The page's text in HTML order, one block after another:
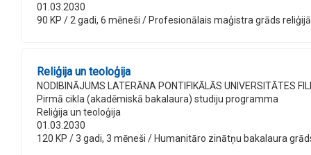
01.03.2030
90 KP / 2 gadi, 6 mēneši / Profesionālais maģistra grāds
Reliģija un teoloģija
NODIBINĀJUMS LATERĀNA PONTIFIKĀLĀS UNIVERSITĀTES
Pirmā cikla (akadēmiskā bakalaura) studiju programma
Reliģija un teoloģija
01.03.2030
120 KP / 3 gadi, 3 mēneši / Humanitāro zinātņu bakalaura